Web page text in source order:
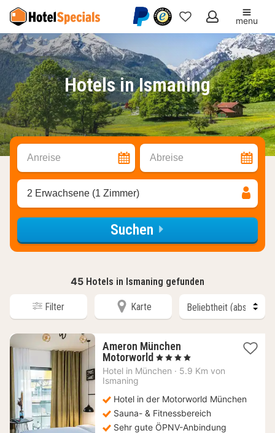
Meine
Favoriten
menu
Hotels in Ismaning
Anreise Abreise
2 Erwachsene (1 Zimmer)
Suchen
45 Hotels in Ismaning gefunden
Filter Karte
Ameron München
Motorworld 1
Nacht
€
, 4 Sterne
Hotel in München · 5.9 Km von
Ismaning
Hotel in der Motorworld München
Sauna- & Fitnessbereich
Sehr gute ÖPNV-Anbindung